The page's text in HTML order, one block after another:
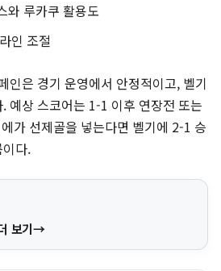
와 루카쿠 활용도
인 조절
인은 경기 운영에서 안정적이고, 벨기
예상 스코어는 1-1 이후 연장전 또는
가 선제골을 넣는다면 벨기에 2-1 승
다.
보기